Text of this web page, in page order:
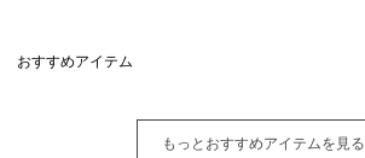
おすすめアイテム
もっとおすすめアイテムを見る